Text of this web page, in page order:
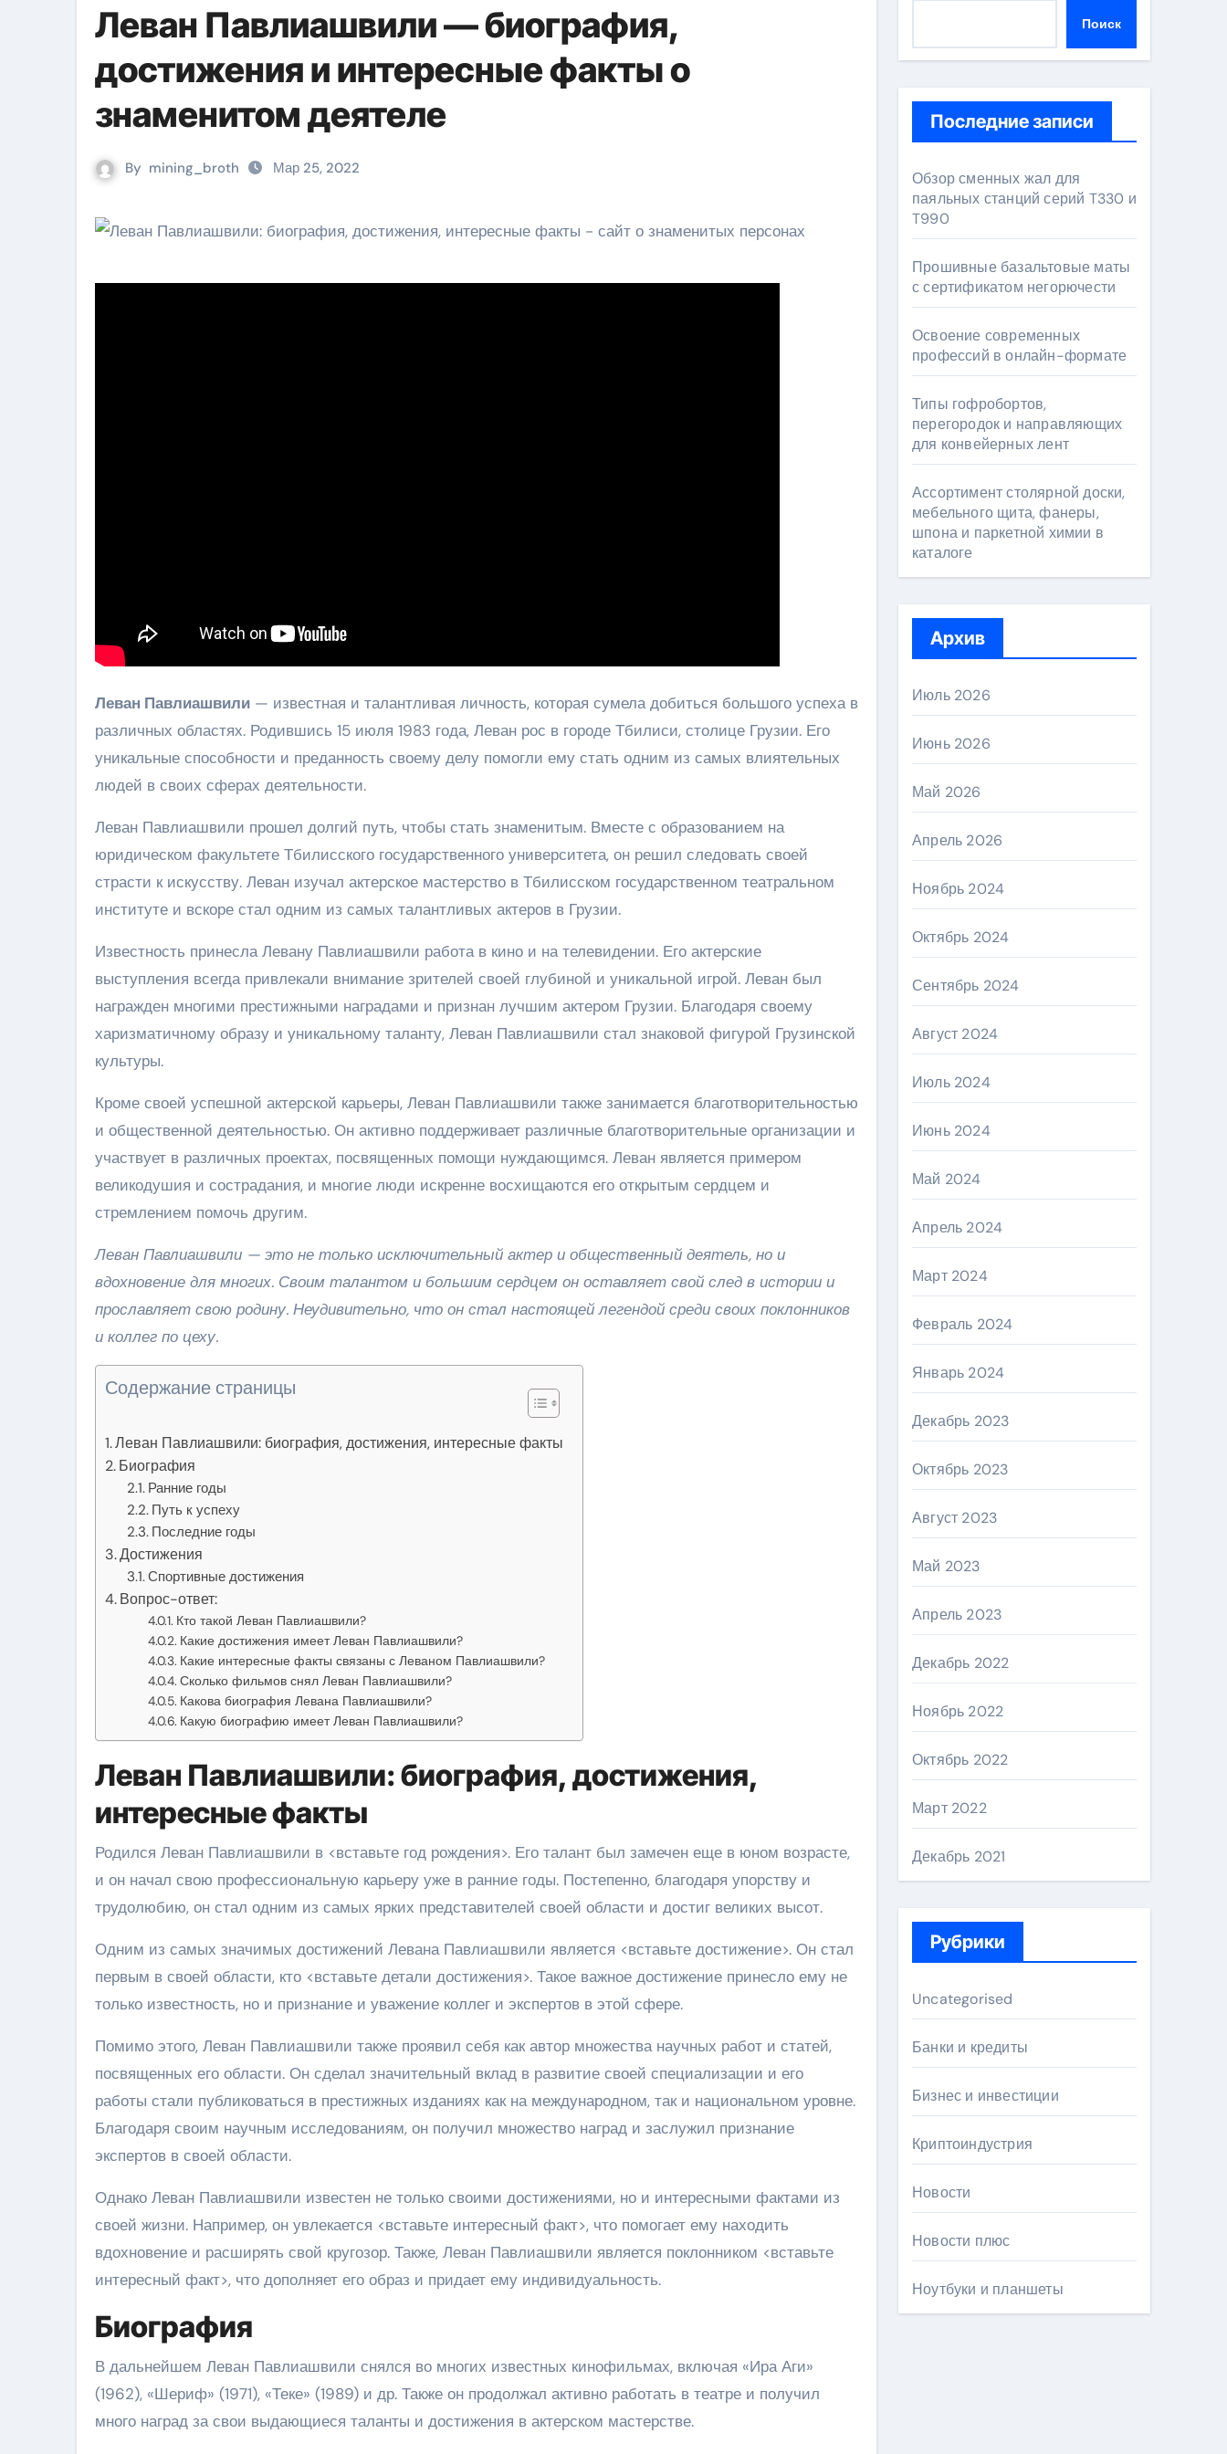
Леван Павлиашвили — биография,
достижения и интересные факты о
знаменитом деятеле
By mining_broth Мар 25, 2022
Леван Павлиашвили — известная и талантливая личность, которая сумела добиться большого успеха в
различных областях. Родившись 15 июля 1983 года, Леван рос в городе Тбилиси, столице Грузии. Его
уникальные способности и преданность своему делу помогли ему стать одним из самых влиятельных
людей в своих сферах деятельности.
Леван Павлиашвили прошел долгий путь, чтобы стать знаменитым. Вместе с образованием на
юридическом факультете Тбилисского государственного университета, он решил следовать своей
страсти к искусству. Леван изучал актерское мастерство в Тбилисском государственном театральном
институте и вскоре стал одним из самых талантливых актеров в Грузии.
Известность принесла Левану Павлиашвили работа в кино и на телевидении. Его актерские
выступления всегда привлекали внимание зрителей своей глубиной и уникальной игрой. Леван был
награжден многими престижными наградами и признан лучшим актером Грузии. Благодаря своему
харизматичному образу и уникальному таланту, Леван Павлиашвили стал знаковой фигурой Грузинской
культуры.
Кроме своей успешной актерской карьеры, Леван Павлиашвили также занимается благотворительностью
и общественной деятельностью. Он активно поддерживает различные благотворительные организации и
участвует в различных проектах, посвященных помощи нуждающимся. Леван является примером
великодушия и сострадания, и многие люди искренне восхищаются его открытым сердцем и
стремлением помочь другим.
Леван Павлиашвили — это не только исключительный актер и общественный деятель, но и
вдохновение для многих. Своим талантом и большим сердцем он оставляет свой след в истории и
прославляет свою родину. Неудивительно, что он стал настоящей легендой среди своих поклонников
и коллег по цеху.
Содержание страницы
Леван Павлиашвили: биография, достижения, интересные факты
Биография
Ранние годы
Путь к успеху
Последние годы
Достижения
Спортивные достижения
Вопрос-ответ:
Кто такой Леван Павлиашвили?
Какие достижения имеет Леван Павлиашвили?
Какие интересные факты связаны с Леваном Павлиашвили?
Сколько фильмов снял Леван Павлиашвили?
Какова биография Левана Павлиашвили?
Какую биографию имеет Леван Павлиашвили?
Леван Павлиашвили: биография, достижения,
интересные факты
Родился Леван Павлиашвили в <вставьте год рождения>. Его талант был замечен еще в юном возрасте,
и он начал свою профессиональную карьеру уже в ранние годы. Постепенно, благодаря упорству и
трудолюбию, он стал одним из самых ярких представителей своей области и достиг великих высот.
Одним из самых значимых достижений Левана Павлиашвили является <вставьте достижение>. Он стал
первым в своей области, кто <вставьте детали достижения>. Такое важное достижение принесло ему не
только известность, но и признание и уважение коллег и экспертов в этой сфере.
Помимо этого, Леван Павлиашвили также проявил себя как автор множества научных работ и статей,
посвященных его области. Он сделал значительный вклад в развитие своей специализации и его
работы стали публиковаться в престижных изданиях как на международном, так и национальном уровне.
Благодаря своим научным исследованиям, он получил множество наград и заслужил признание
экспертов в своей области.
Однако Леван Павлиашвили известен не только своими достижениями, но и интересными фактами из
своей жизни. Например, он увлекается <вставьте интересный факт>, что помогает ему находить
вдохновение и расширять свой кругозор. Также, Леван Павлиашвили является поклонником <вставьте
интересный факт>, что дополняет его образ и придает ему индивидуальность.
Биография
В дальнейшем Леван Павлиашвили снялся во многих известных кинофильмах, включая «Ира Аги»
(1962), «Шериф» (1971), «Теке» (1989) и др. Также он продолжал активно работать в театре и получил
много наград за свои выдающиеся таланты и достижения в актерском мастерстве.
Поиск
Последние записи
Обзор сменных жал для
паяльных станций серий T330 и
T990
Прошивные базальтовые маты
с сертификатом негорючести
Освоение современных
профессий в онлайн-формате
Типы гофробортов,
перегородок и направляющих
для конвейерных лент
Ассортимент столярной доски,
мебельного щита, фанеры,
шпона и паркетной химии в
каталоге
Архив
Июль 2026
Июнь 2026
Май 2026
Апрель 2026
Ноябрь 2024
Октябрь 2024
Сентябрь 2024
Август 2024
Июль 2024
Июнь 2024
Май 2024
Апрель 2024
Март 2024
Февраль 2024
Январь 2024
Декабрь 2023
Октябрь 2023
Август 2023
Май 2023
Апрель 2023
Декабрь 2022
Ноябрь 2022
Октябрь 2022
Март 2022
Декабрь 2021
Рубрики
Uncategorised
Банки и кредиты
Бизнес и инвестиции
Криптоиндустрия
Новости
Новости плюс
Ноутбуки и планшеты